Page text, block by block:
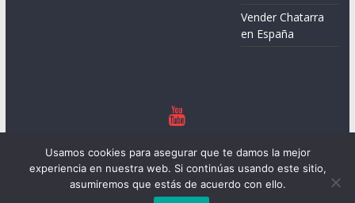
Vender Chatarra
en España
derechos reservados.
Tema:ColorMagpor ThemeGrill. Funciona conWordPress
Usamos cookies para asegurar que te damos la mejor
experiencia en nuestra web. Si continúas usando este sitio,
asumiremos que estás de acuerdo con ello.